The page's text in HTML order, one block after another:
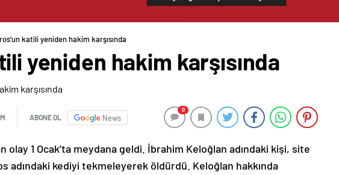
katili yeniden hakim karşısında
yeniden hakim karşısında
ABONE OL News
0
olay 1 Ocak’ta meydana geldi. İbrahim Keloğlan adındaki kişi, site
adındaki kediyi tekmeleyerek öldürdü. Keloğlan hakkında